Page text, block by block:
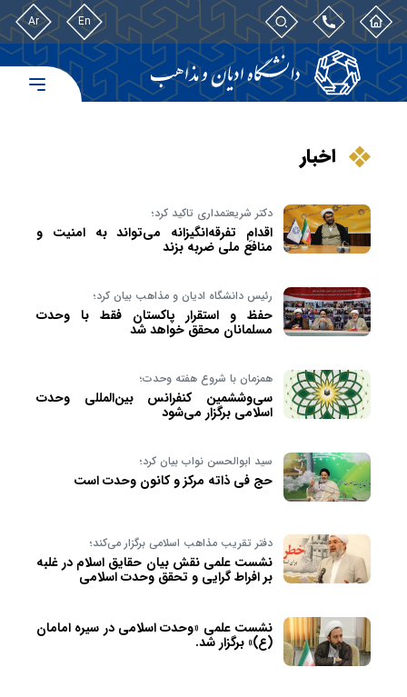
En
Ar
اخبار
دکتر شریعتمداری تاکید کرد؛
اقدامِ تفرقه‌انگیزانه می‌تواند به امنیت و
منافع ملی ضربه بزند
رئیس دانشگاه ادیان و مذاهب بیان کرد؛
حفظ و استقرار پاکستان فقط با وحدت
مسلمانان محقق خواهد شد
همزمان با شروع هفته وحدت؛
سی‌وششمین کنفرانس بین‌المللی وحدت
اسلامی برگزار می‌شود
سید ابوالحسن نواب بیان کرد؛
حج فی ذاته مرکز و کانون وحدت است
دفتر تقریب مذاهب اسلامی برگزار می‌کند؛
نشست علمی نقش بیان حقایق اسلام در غلبه
بر افراط گرایی و تحقق وحدت اسلامی
نشست علمی «وحدت اسلامی در سیره امامان
(ع)» برگزار شد.